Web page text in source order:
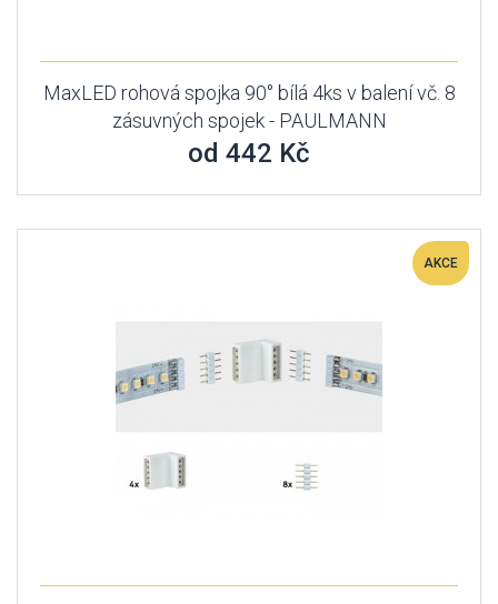
MaxLED rohová spojka 90° bílá 4ks v balení vč. 8
zásuvných spojek - PAULMANN
od 442 Kč
AKCE